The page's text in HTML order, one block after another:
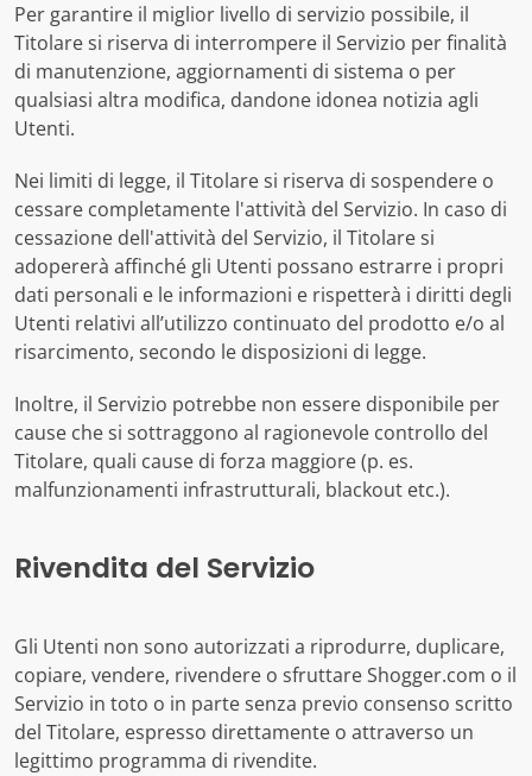
Per garantire il miglior livello di servizio possibile, il
Titolare si riserva di interrompere il Servizio per finalità
di manutenzione, aggiornamenti di sistema o per
qualsiasi altra modifica, dandone idonea notizia agli
Utenti.
Nei limiti di legge, il Titolare si riserva di sospendere o
cessare completamente l'attività del Servizio. In caso di
cessazione dell'attività del Servizio, il Titolare si
adopererà affinché gli Utenti possano estrarre i propri
dati personali e le informazioni e rispetterà i diritti degli
Utenti relativi all’utilizzo continuato del prodotto e/o al
risarcimento, secondo le disposizioni di legge.
Inoltre, il Servizio potrebbe non essere disponibile per
cause che si sottraggono al ragionevole controllo del
Titolare, quali cause di forza maggiore (p. es.
malfunzionamenti infrastrutturali, blackout etc.).
Rivendita del Servizio
Gli Utenti non sono autorizzati a riprodurre, duplicare,
copiare, vendere, rivendere o sfruttare Shogger.com o il
Servizio in toto o in parte senza previo consenso scritto
del Titolare, espresso direttamente o attraverso un
legittimo programma di rivendite.